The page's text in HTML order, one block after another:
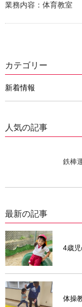
業務内容：体育教室
カテゴリー
新着情報
人気の記事
鉄棒
最新の記事
4歳
体操